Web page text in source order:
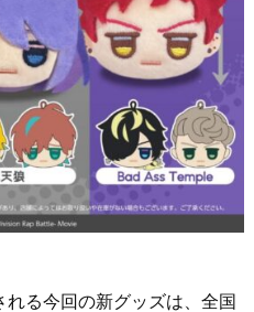
る今回の新グッズは、全国